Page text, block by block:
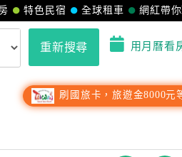
網紅帶
全球租車
特色民宿
重新搜尋 用月曆看
刷國旅卡，旅遊金8000元